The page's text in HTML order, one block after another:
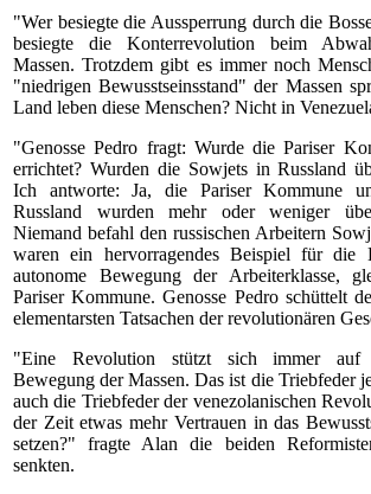
"Wer besiegte die Aussperrung durch die
besiegte die Konterrevolution beim
Massen. Trotzdem gibt es immer noch
"niedrigen Bewusstseinsstand" der Massen
Land leben diese Menschen? Nicht in
"Genosse Pedro fragt: Wurde die Pariser
errichtet? Wurden die Sowjets in Russland
Ich antworte: Ja, die Pariser Kommune
Russland wurden mehr oder weniger
Niemand befahl den russischen Arbeitern
waren ein hervorragendes Beispiel für die
autonome Bewegung der Arbeiterklasse,
Pariser Kommune. Genosse Pedro schüttelt
elementarsten Tatsachen der revolutionären
"Eine Revolution stützt sich immer auf
Bewegung der Massen. Das ist die Triebfeder
auch die Triebfeder der venezolanischen
der Zeit etwas mehr Vertrauen in das
setzen?" fragte Alan die beiden
senkten.